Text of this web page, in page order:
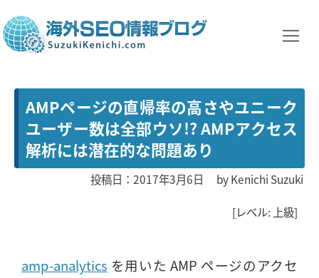
AMPページの直帰率の高さやユニーク
ユーザー数は全部ウソ!? AMPアクセス
解析には潜在的な問題あり
投稿日：2017年3月6日 byKenichi Suzuki
[レベル: 上級]
amp-analytics を用いた AMP ページのアクセ